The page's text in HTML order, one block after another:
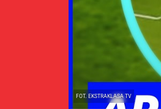
FOT. EKSTRAKLASA TV